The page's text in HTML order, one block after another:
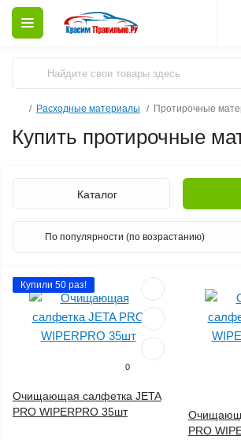
Расходные материалы Протирочные
Купить протирочные
Каталог
Купили 50 раз!
0
Очищающая салфетка JETA
PRO WIPERPRO 35шт
PRO